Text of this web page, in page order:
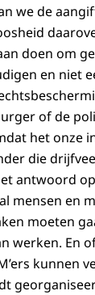
we de
doen om
en niet
of de
het onze
die
antwoord
mensen en
moeten
werken. En
kunnen